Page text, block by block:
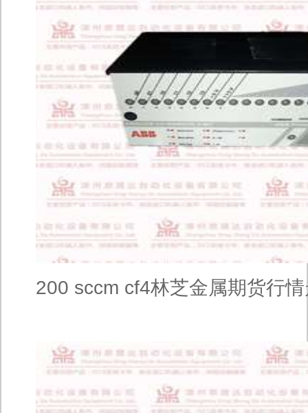
200 sccm cf4林芝金属期货行